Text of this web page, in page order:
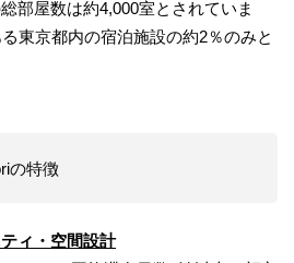
部屋数は約4,000室とされていま
東京都内の宿泊施設の約2％のみと
の特徴
ィ・空間設計